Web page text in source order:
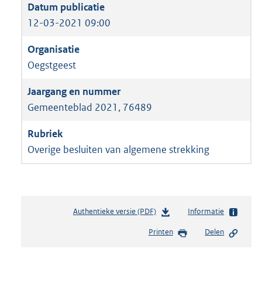
12-03-2021 09:00
Oegstgeest
Gemeenteblad 2021, 76489
Overige besluiten van algemene strekking
Authentieke versie (PDF)b
s
Informatie
Printen Delen